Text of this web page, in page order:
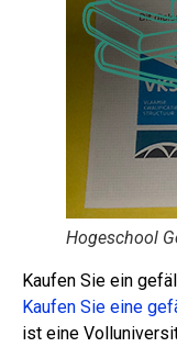
Hogeschool
Kaufen Sie ein
Kaufen Sie eine
ist eine